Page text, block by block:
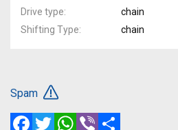
Drive type
chain
Shifting Type
chain
Spam
FacebookTwitterWhatsApp
Viber